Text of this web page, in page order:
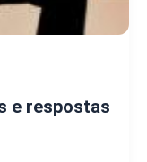
e respostas